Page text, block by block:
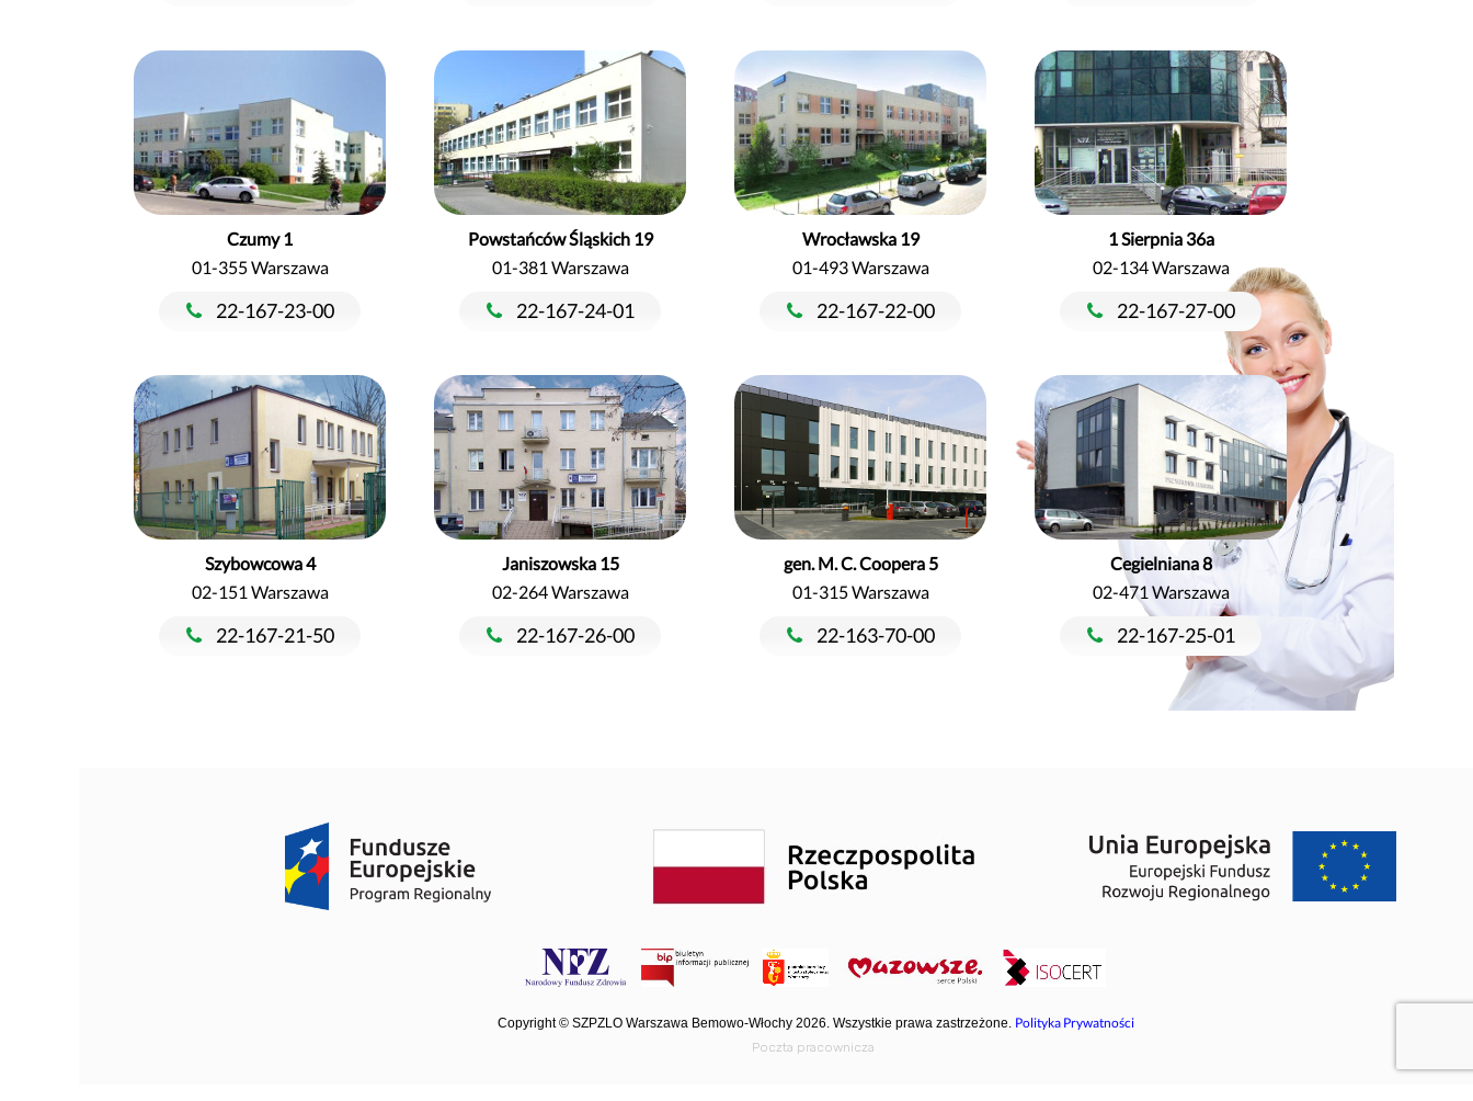
Czumy 1
01-355 Warszawa
22-167-23-00
Powstańców Śląskich 19
01-381 Warszawa
22-167-24-01
Wrocławska 19
01-493 Warszawa
22-167-22-00
1 Sierpnia 36a
02-134 Warszawa
22-167-27-00
Szybowcowa 4
02-151 Warszawa
22-167-21-50
Janiszowska 15
02-264 Warszawa
22-167-26-00
gen. M. C. Coopera 5
01-315 Warszawa
22-163-70-00
Cegielniana 8
02-471 Warszawa
22-167-25-01
Copyright © SZPZLO Warszawa Bemowo-Włochy 2026. Wszystkie prawa zastrzeżone. Polityka Prywatności
Poczta pracownicza